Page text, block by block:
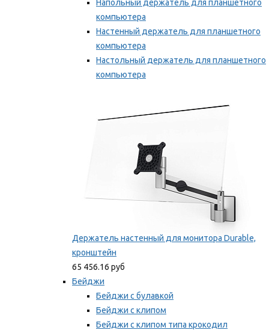
Напольный держатель для планшетного
компьютера
Настенный держатель для планшетного
компьютера
Настольный держатель для планшетного
компьютера
Держатель настенный для монитора Durable,
кронштейн
65 456.16 руб
Бейджи
Бейджи с булавкой
Бейджи с клипом
Бейджи с клипом типа крокодил